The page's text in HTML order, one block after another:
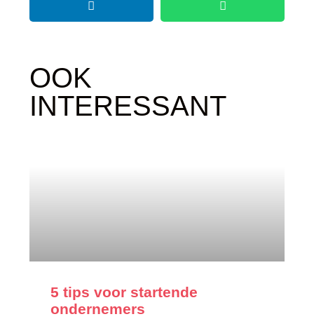
OOK
INTERESSANT
5 tips voor startende
ondernemers